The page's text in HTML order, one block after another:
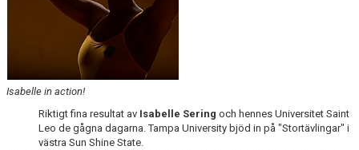
Isabelle in action!
Riktigt fina resultat av Isabelle Sering och hennes Universitet Saint
Leo de gågna dagarna. Tampa University bjöd in på "Stortävlingar" i
västra Sun Shine State.